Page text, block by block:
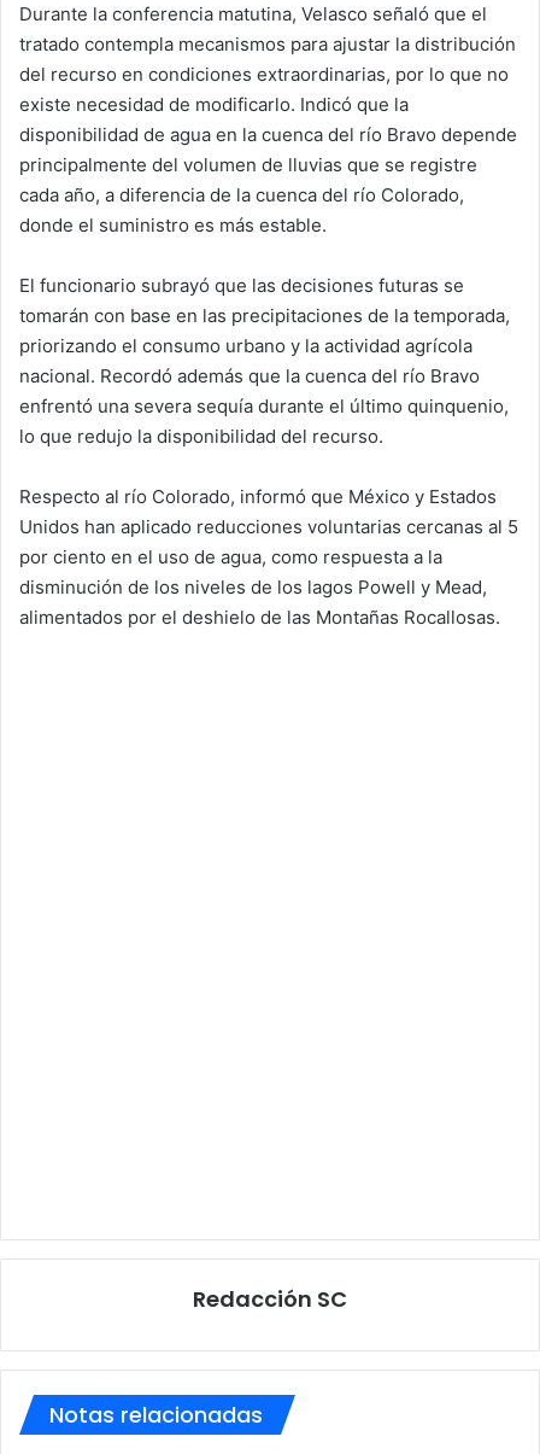
Durante la conferencia matutina, Velasco señaló que el
tratado contempla mecanismos para ajustar la distribución
del recurso en condiciones extraordinarias, por lo que no
existe necesidad de modificarlo. Indicó que la
disponibilidad de agua en la cuenca del río Bravo depende
principalmente del volumen de lluvias que se registre
cada año, a diferencia de la cuenca del río Colorado,
donde el suministro es más estable.
El funcionario subrayó que las decisiones futuras se
tomarán con base en las precipitaciones de la temporada,
priorizando el consumo urbano y la actividad agrícola
nacional. Recordó además que la cuenca del río Bravo
enfrentó una severa sequía durante el último quinquenio,
lo que redujo la disponibilidad del recurso.
Respecto al río Colorado, informó que México y Estados
Unidos han aplicado reducciones voluntarias cercanas al 5
por ciento en el uso de agua, como respuesta a la
disminución de los niveles de los lagos Powell y Mead,
alimentados por el deshielo de las Montañas Rocallosas.
Redacción SC
Notas relacionadas